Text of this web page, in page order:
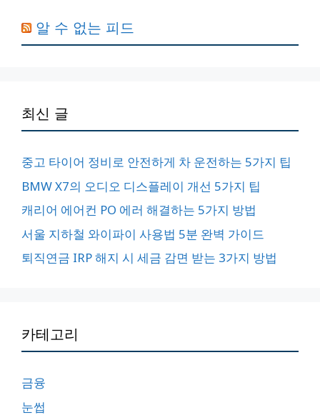
알 수 없는 피드
최신 글
중고 타이어 정비로 안전하게 차 운전하는 5가지 팁
BMW X7의 오디오 디스플레이 개선 5가지 팁
캐리어 에어컨 PO 에러 해결하는 5가지 방법
서울 지하철 와이파이 사용법 5분 완벽 가이드
퇴직연금 IRP 해지 시 세금 감면 받는 3가지 방법
카테고리
금융
눈썹